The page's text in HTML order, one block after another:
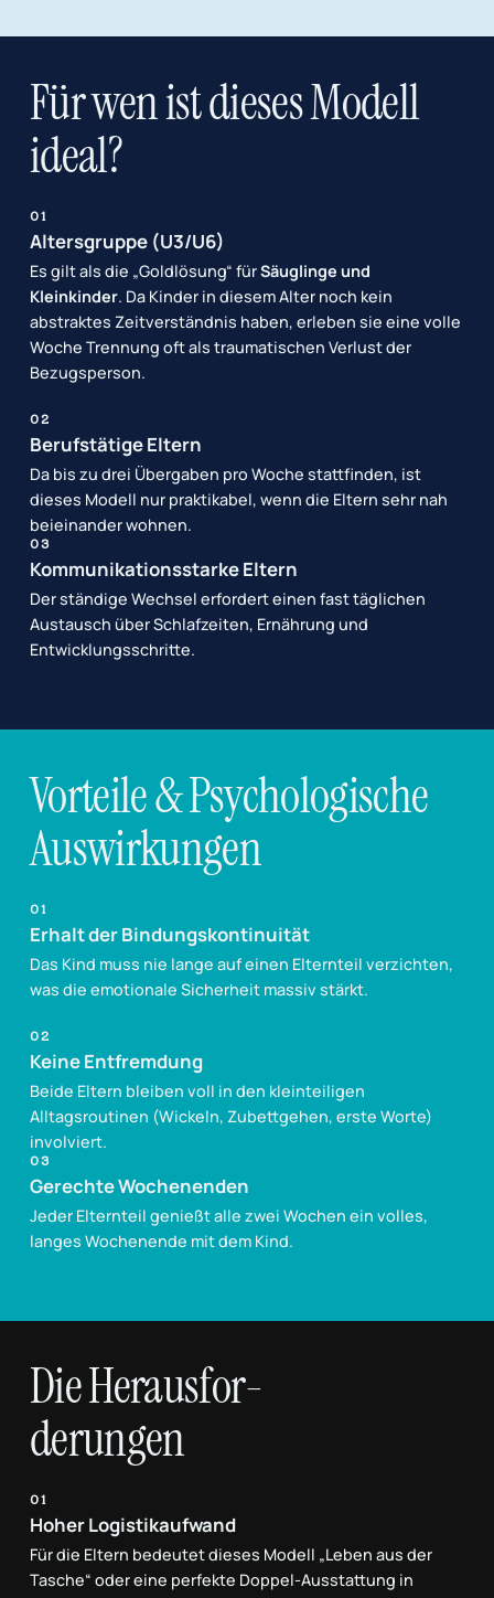
Für wen ist dieses Modell
ideal?
01
Altersgruppe (U3/U6)
Es gilt als die „Goldlösung“ fürSäuglinge und
Kleinkinder. Da Kinder in diesem Alter noch kein
abstraktes Zeitverständnis haben, erleben sie eine volle
Woche Trennung oft als traumatischen Verlust der
Bezugsperson.
02
Berufstätige Eltern
Da bis zu drei Übergaben pro Woche stattfinden, ist
dieses Modell nur praktikabel, wenn die Eltern sehr nah
beieinander wohnen.
03
Kommunikationsstarke Eltern
Der ständige Wechsel erfordert einen fast täglichen
Austausch über Schlafzeiten, Ernährung und
Entwicklungsschritte.
Vorteile & Psychologische
Auswirkungen
01
Erhalt der Bindungskontinuität
Das Kind muss nie lange auf einen Elternteil verzichten,
was die emotionale Sicherheit massiv stärkt.
02
Keine Entfremdung
Beide Eltern bleiben voll in den kleinteiligen
Alltagsroutinen (Wickeln, Zubettgehen, erste Worte)
involviert.
03
Gerechte Wochenenden
Jeder Elternteil genießt alle zwei Wochen ein volles,
langes Wochenende mit dem Kind.
Die Herausfor-
derungen
01
Hoher Logistikaufwand
Für die Eltern bedeutet dieses Modell „Leben aus der
Tasche“ oder eine perfekte Doppel-Ausstattung in